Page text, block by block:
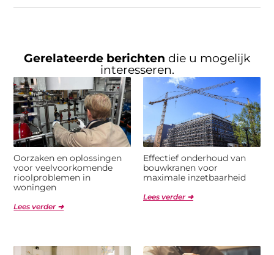
Gerelateerde berichten die u mogelijk
interesseren.
Oorzaken en oplossingen
voor veelvoorkomende
rioolproblemen in
woningen
Lees verder ➜
Effectief onderhoud van
bouwkranen voor
maximale inzetbaarheid
Lees verder ➜